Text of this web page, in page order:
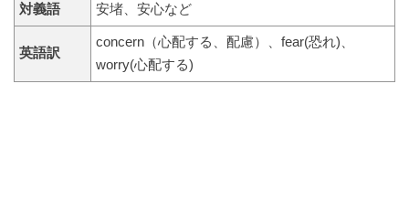
対義語 安堵、安心など
英語訳
concern（心配する、配慮）、fear(恐れ)、
worry(心配する)